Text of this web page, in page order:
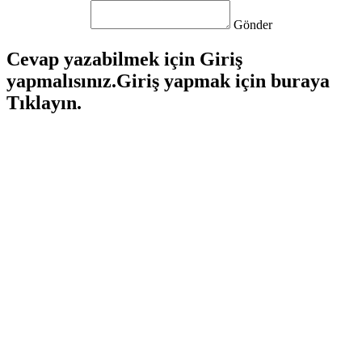
Gönder
Cevap yazabilmek için Giriş
yapmalısınız.Giriş yapmak için buraya
Tıklayın.